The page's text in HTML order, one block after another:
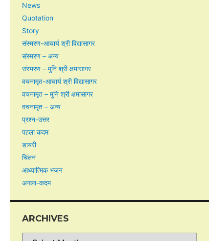
News
Quotation
Story
संस्मरण-आचार्य श्री विद्यासागर
संस्मरण – अन्य
संस्मरण – मुनि श्री क्षमासागर
वचनामृत-आचार्य श्री विद्यासागर
वचनामृत – मुनि श्री क्षमासागर
वचनामृत – अन्य
प्रश्न-उत्तर
पहला कदम
डायरी
चिंतन
आध्यात्मिक भजन
अगला-कदम
ARCHIVES